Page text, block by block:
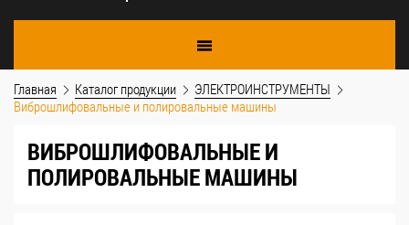
Главная Каталог продукции
ЭЛЕКТРОИНСТРУМЕНТЫ
Виброшлифовальные и полировальные машины
ВИБРОШЛИФОВАЛЬНЫЕ И
ПОЛИРОВАЛЬНЫЕ МАШИНЫ